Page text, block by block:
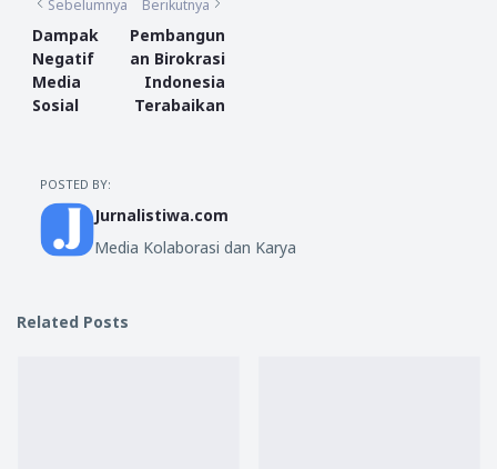
Sebelumnya
Dampak
Negatif
Media
Sosial
Berikutnya
Pembangun
an Birokrasi
Indonesia
Terabaikan
POSTED BY:
Jurnalistiwa.com
Media Kolaborasi dan Karya
Related Posts